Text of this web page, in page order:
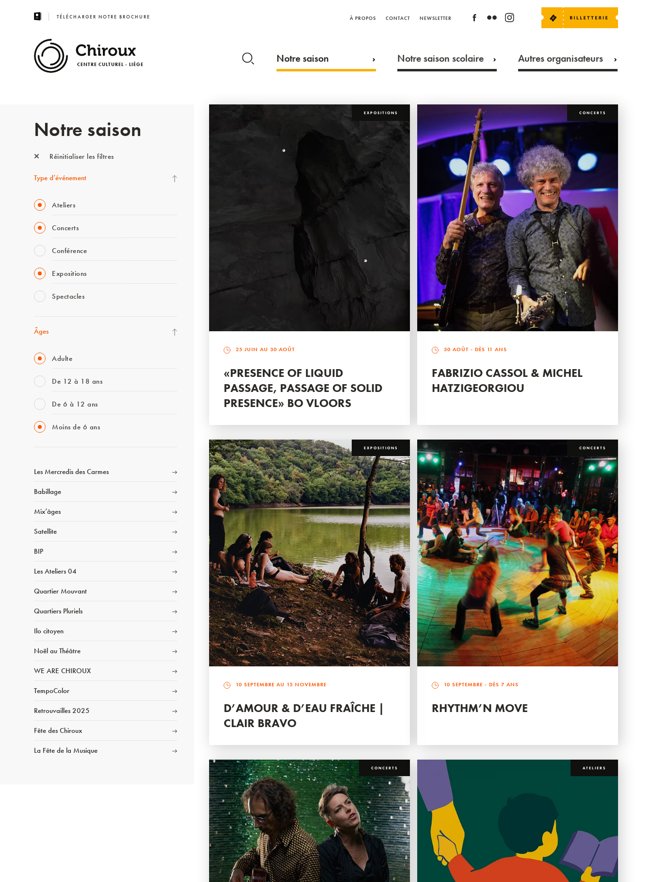
TÉLÉCHARGER NOTRE BROCHURE À PROPOS CONTACT NEWSLETTER
CENTRE CULTUREL - LIÈGE Notre saison Notre saison scolaire Autres organisateurs
Notre saison
Réinitialiser les filtres
Type d’événement
Ateliers
Concerts
Conférence
Expositions
Spectacles
Âges
Adulte
De 12 à 18 ans
De 6 à 12 ans
Moins de 6 ans
Les Mercredis des Carmes
Babillage
Mix’âges
Satellite
BIP
Les Ateliers 04
Quartier Mouvant
Quartiers Pluriels
Ilo citoyen
Noël au Théâtre
WE ARE CHIROUX
TempoColor
Retrouvailles 2025
Fête des Chiroux
La Fête de la Musique
EXPOSITIONS
25 JUIN AU 30 AOÛT
«PRESENCE OF LIQUID
PASSAGE, PASSAGE OF SOLID
PRESENCE» BO VLOORS
CONCERTS
30 AOÛT - DÈS 11 ANS
FABRIZIO CASSOL & MICHEL
HATZIGEORGIOU
EXPOSITIONS
10 SEPTEMBRE AU 15 NOVEMBRE
D’AMOUR & D’EAU FRAÎCHE |
CLAIR BRAVO
CONCERTS
10 SEPTEMBRE - DÈS 7 ANS
RHYTHM’N MOVE
CONCERTS ATELIERS